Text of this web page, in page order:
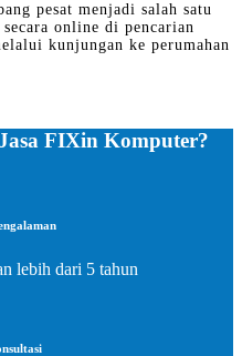
pesat menjadi salah satu
online di pencarian
kunjungan ke perumahan
FIXin Komputer?
lebih dari 5 tahun